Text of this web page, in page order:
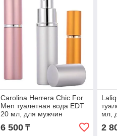
Carolina Herrera Chic For
Men туалетная вода EDT
20 мл, для мужчин
6 500₸
мл,
2